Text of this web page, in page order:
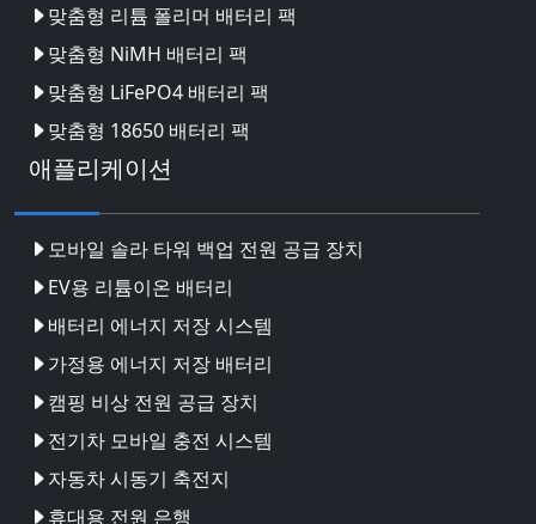
맞춤형 리튬 폴리머 배터리 팩
맞춤형 NiMH 배터리 팩
맞춤형 LiFePO4 배터리 팩
맞춤형 18650 배터리 팩
애플리케이션
모바일 솔라 타워 백업 전원 공급 장치
EV용 리튬이온 배터리
배터리 에너지 저장 시스템
가정용 에너지 저장 배터리
캠핑 비상 전원 공급 장치
전기차 모바일 충전 시스템
자동차 시동기 축전지
휴대용 전원 은행